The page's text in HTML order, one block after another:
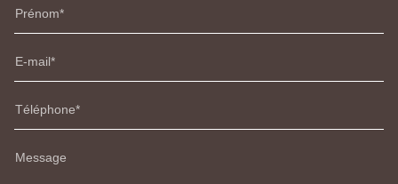
Prénom
E-mail
Téléphone
Message